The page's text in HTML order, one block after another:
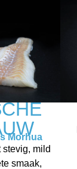
Morhua
mild
smaak,